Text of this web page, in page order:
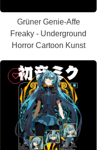
Grüner Genie-Affe
Freaky - Underground
Horror Cartoon Kunst